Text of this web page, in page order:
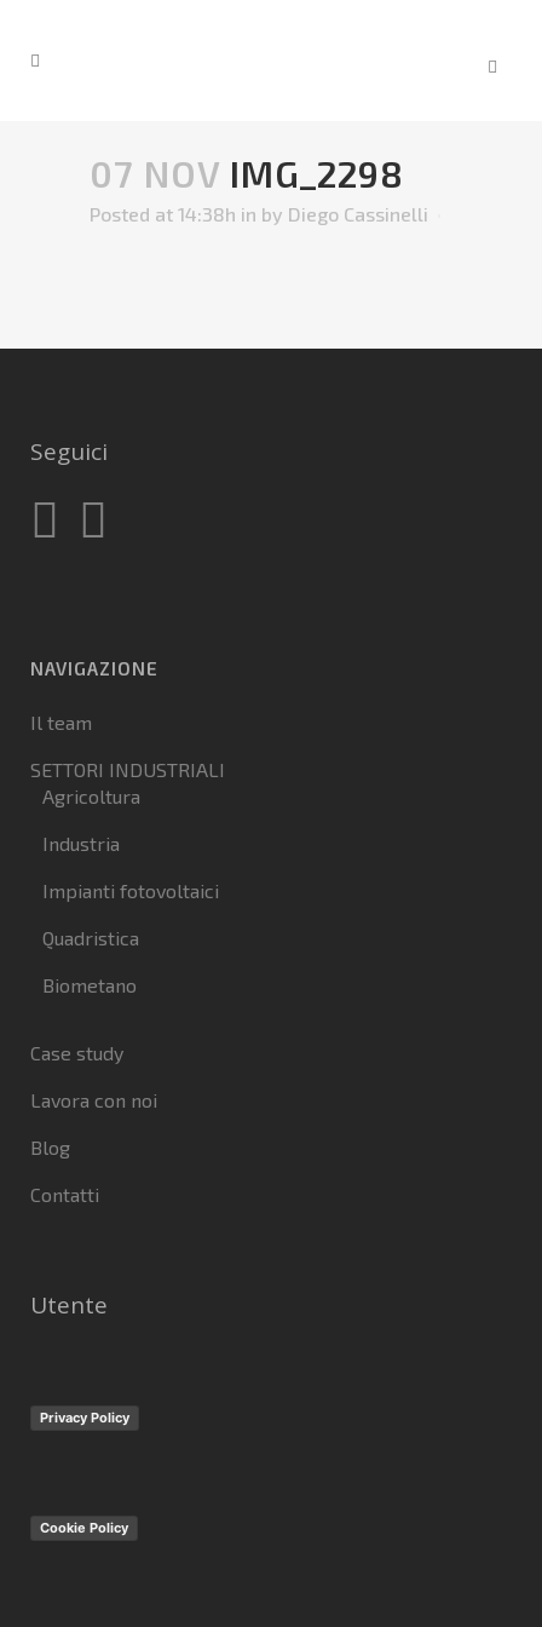
07 NOV IMG_2298
Posted at 14:38h in by Diego Cassinelli
Seguici
NAVIGAZIONE
Il team
SETTORI INDUSTRIALI
Agricoltura
Industria
Impianti fotovoltaici
Quadristica
Biometano
Case study
Lavora con noi
Blog
Contatti
Utente
Privacy Policy
Cookie Policy